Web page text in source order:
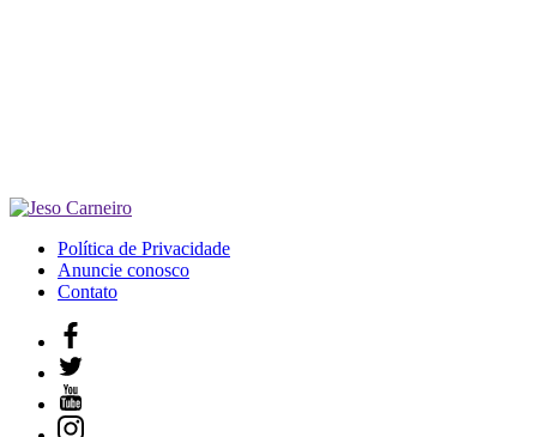
Política de Privacidade
Anuncie conosco
Contato